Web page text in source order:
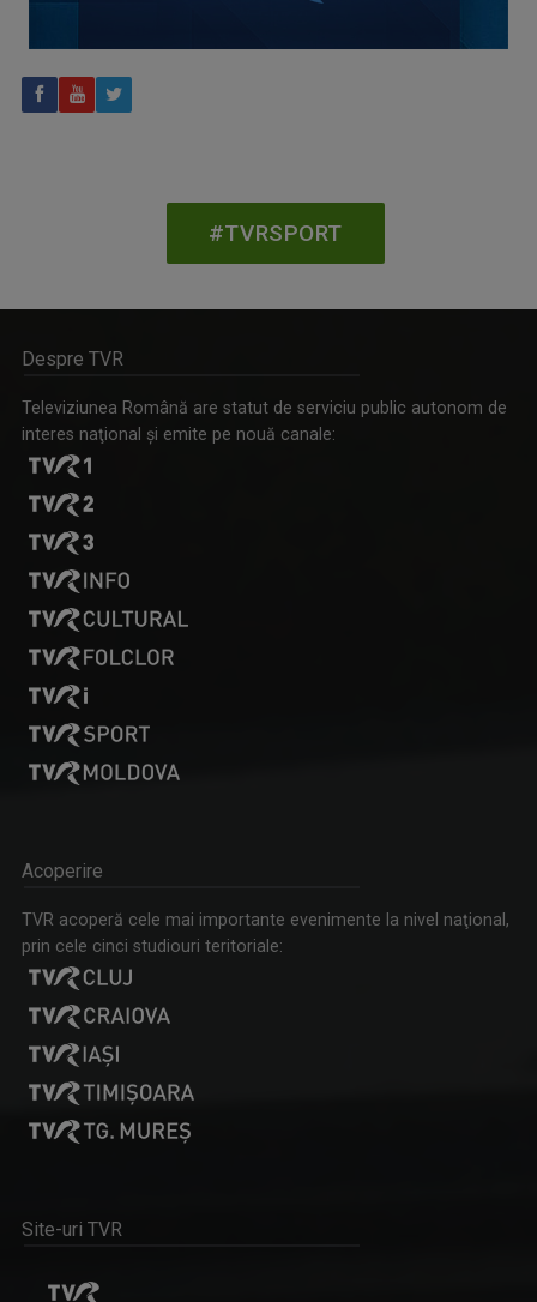
CONCACAF respinge planul FIFA de privatizare parțială a
Tenis internațional la Târgu Mureș! TVR Sport transmite
finalele AXERIA Open WTA 125
#TVRSPORT
Despre TVR
Televiziunea Română are statut de serviciu public autonom de
interes naţional şi emite pe nouă canale:
Acoperire
TVR acoperă cele mai importante evenimente la nivel naţional,
prin cele cinci studiouri teritoriale:
Site-uri TVR